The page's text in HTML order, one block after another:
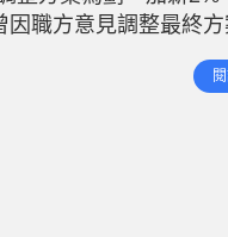
職方意見調整最終方
十年來不曾因職方意
色眼鏡，「好嘢就當